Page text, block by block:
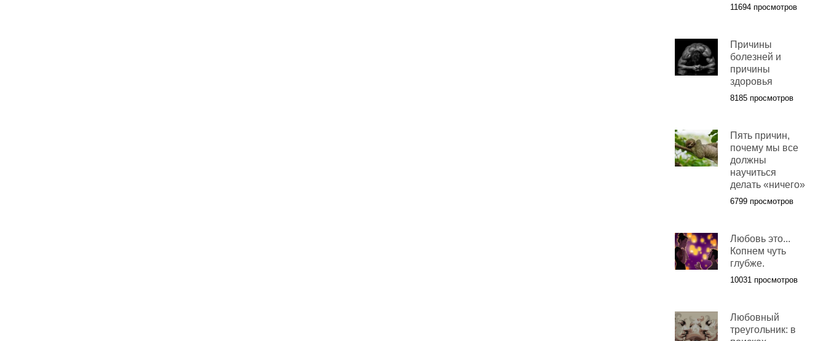
11694 просмотров
Причины
болезней и
причины
здоровья
8185 просмотров
Пять причин,
почему мы все
должны
научиться
делать «ничего»
6799 просмотров
Любовь это...
Копнем чуть
глубже.
10031 просмотров
Любовный
треугольник: в